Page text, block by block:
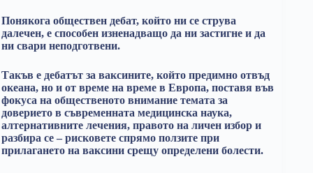
Понякога обществен дебат, който ни се струва
далечен, е способен изненадващо да ни застигне и да
ни свари неподготвени.
Такъв е дебатът за ваксините, който предимно отвъд
океана, но и от време на време в Европа, поставя във
фокуса на общественото внимание темата за
доверието в съвременната медицинска наука,
алтернативните лечения, правото на личен избор и
разбира се – рисковете спрямо ползите при
прилагането на ваксини срещу определени болести.